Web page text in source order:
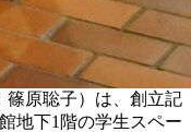
篠原聡子）は、創立記
地下1階の学生スペー